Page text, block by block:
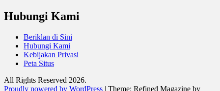
Hubungi Kami
Beriklan di Sini
Hubungi Kami
Kebijakan Privasi
Peta Situs
All Rights Reserved 2026.
Proudly powered by WordPress | Theme: Refined Magazine by